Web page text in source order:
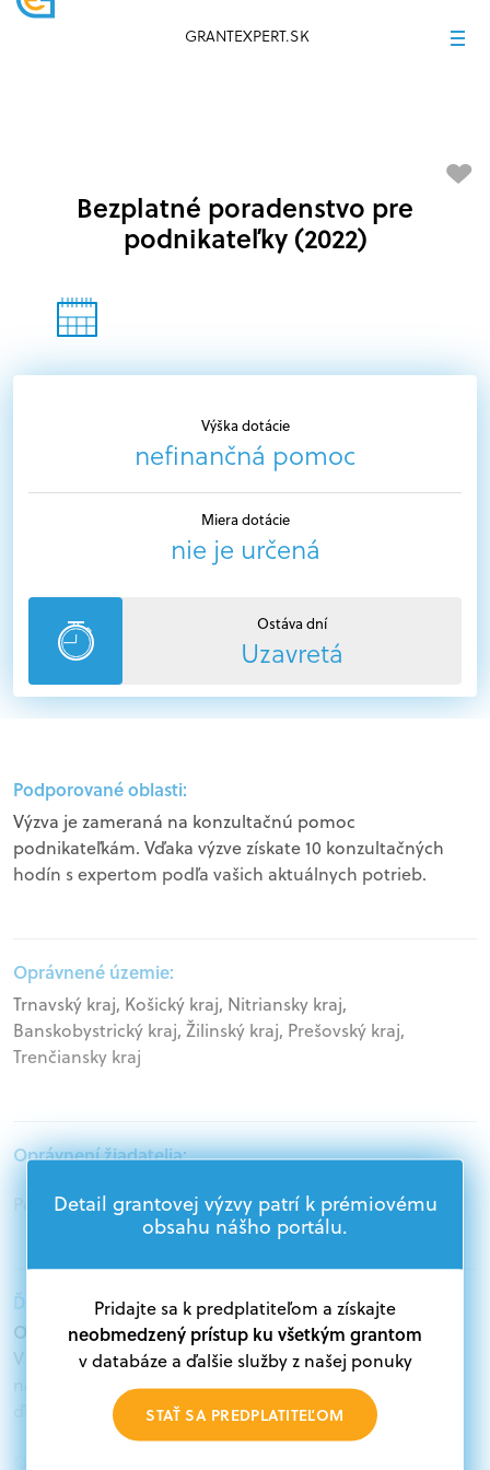
GRANTEXPERT.SK
Výška dotácie
nefinančná pomoc
Miera dotácie
nie je určená
Ostáva dní
Uzavretá
Bezplatné poradenstvo pre
podnikateľky (2022)
Podporované oblasti:
Výzva je zameraná na konzultačnú pomoc
podnikateľkám. Vďaka výzve získate 10 konzultačných
hodín s expertom podľa vašich aktuálnych potrieb.
Oprávnené územie:
Trnavský kraj, Košický kraj, Nitriansky kraj,
Banskobystrický kraj, Žilinský kraj, Prešovský kraj,
Trenčiansky kraj
Oprávnení žiadatelia:
Podnikatelia, Jednotlivci
Ďalšie informácie:
Oprávnení žiadatelia:
V databáze grantov a dotácií na portáli Grantexpert.sk
nájdete aktuálne výzvy z eurofondov, plánu obnovy a
ďalších zdrojov.
Detail grantovej výzvy patrí k prémiovému
obsahu nášho portálu.
Pridajte sa k predplatiteľom a získajte
neobmedzený prístup ku všetkým grantom
v databáze a ďalšie služby z našej ponuky
STAŤ SA PREDPLATITEĽOM